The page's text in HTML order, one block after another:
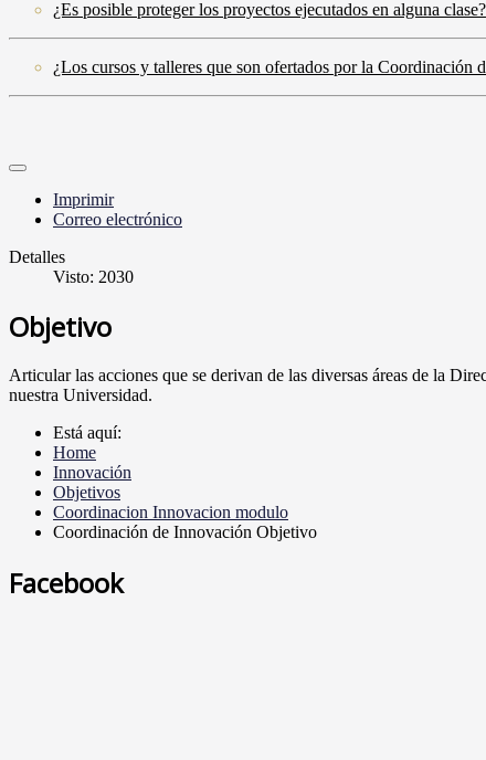
¿Es posible proteger los proyectos ejecutados en alguna clase?
¿Los cursos y talleres que son ofertados por la Coordinación
Imprimir
Correo electrónico
Detalles
Visto: 2030
Objetivo
Articular las acciones que se derivan de las diversas áreas de la
nuestra Universidad.
Está aquí:
Home
Innovación
Objetivos
Coordinacion Innovacion modulo
Coordinación de Innovación Objetivo
Facebook